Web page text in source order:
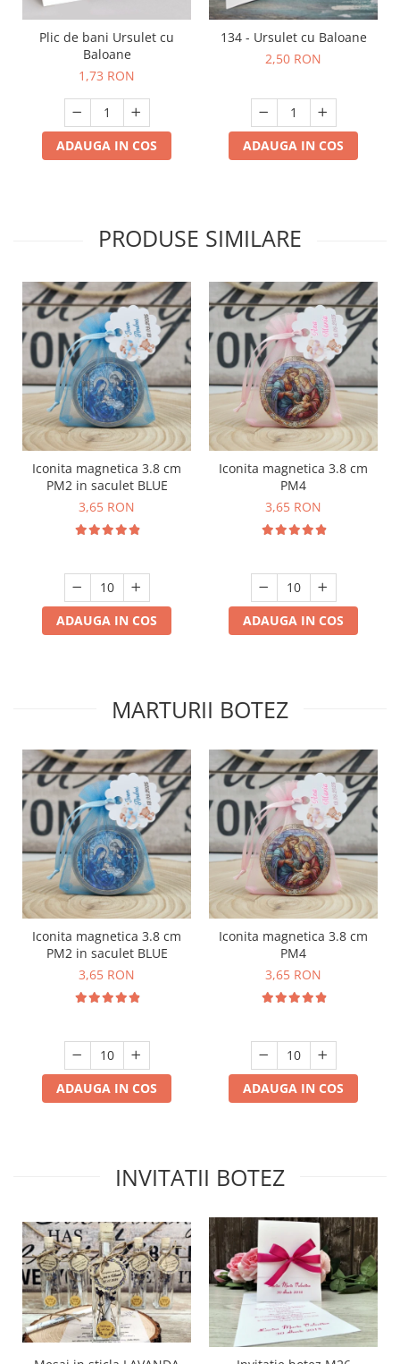
Plic de bani Ursulet cu
Baloane
1,73 RON
ADAUGA IN COS
134 - Ursulet cu Baloane
2,50 RON
ADAUGA IN COS
PRODUSE SIMILARE
Iconita magnetica 3.8 cm
PM2 in saculet BLUE
3,65 RON
ADAUGA IN COS
Iconita magnetica 3.8 cm
PM4
3,65 RON
ADAUGA IN COS
MARTURII BOTEZ
Iconita magnetica 3.8 cm
PM2 in saculet BLUE
3,65 RON
ADAUGA IN COS
Iconita magnetica 3.8 cm
PM4
3,65 RON
ADAUGA IN COS
INVITATII BOTEZ